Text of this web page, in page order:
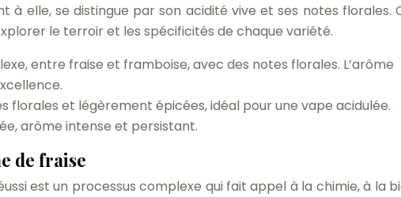
à elle, se distingue par son acidité vive et ses notes florales.
le terroir et les spécificités de chaque variété.
entre fraise et framboise, avec des notes florales. L’arôme
florales et légèrement épicées, idéal pour une vape acidulée.
arôme intense et persistant.
de fraise
est un processus complexe qui fait appel à la chimie, à la